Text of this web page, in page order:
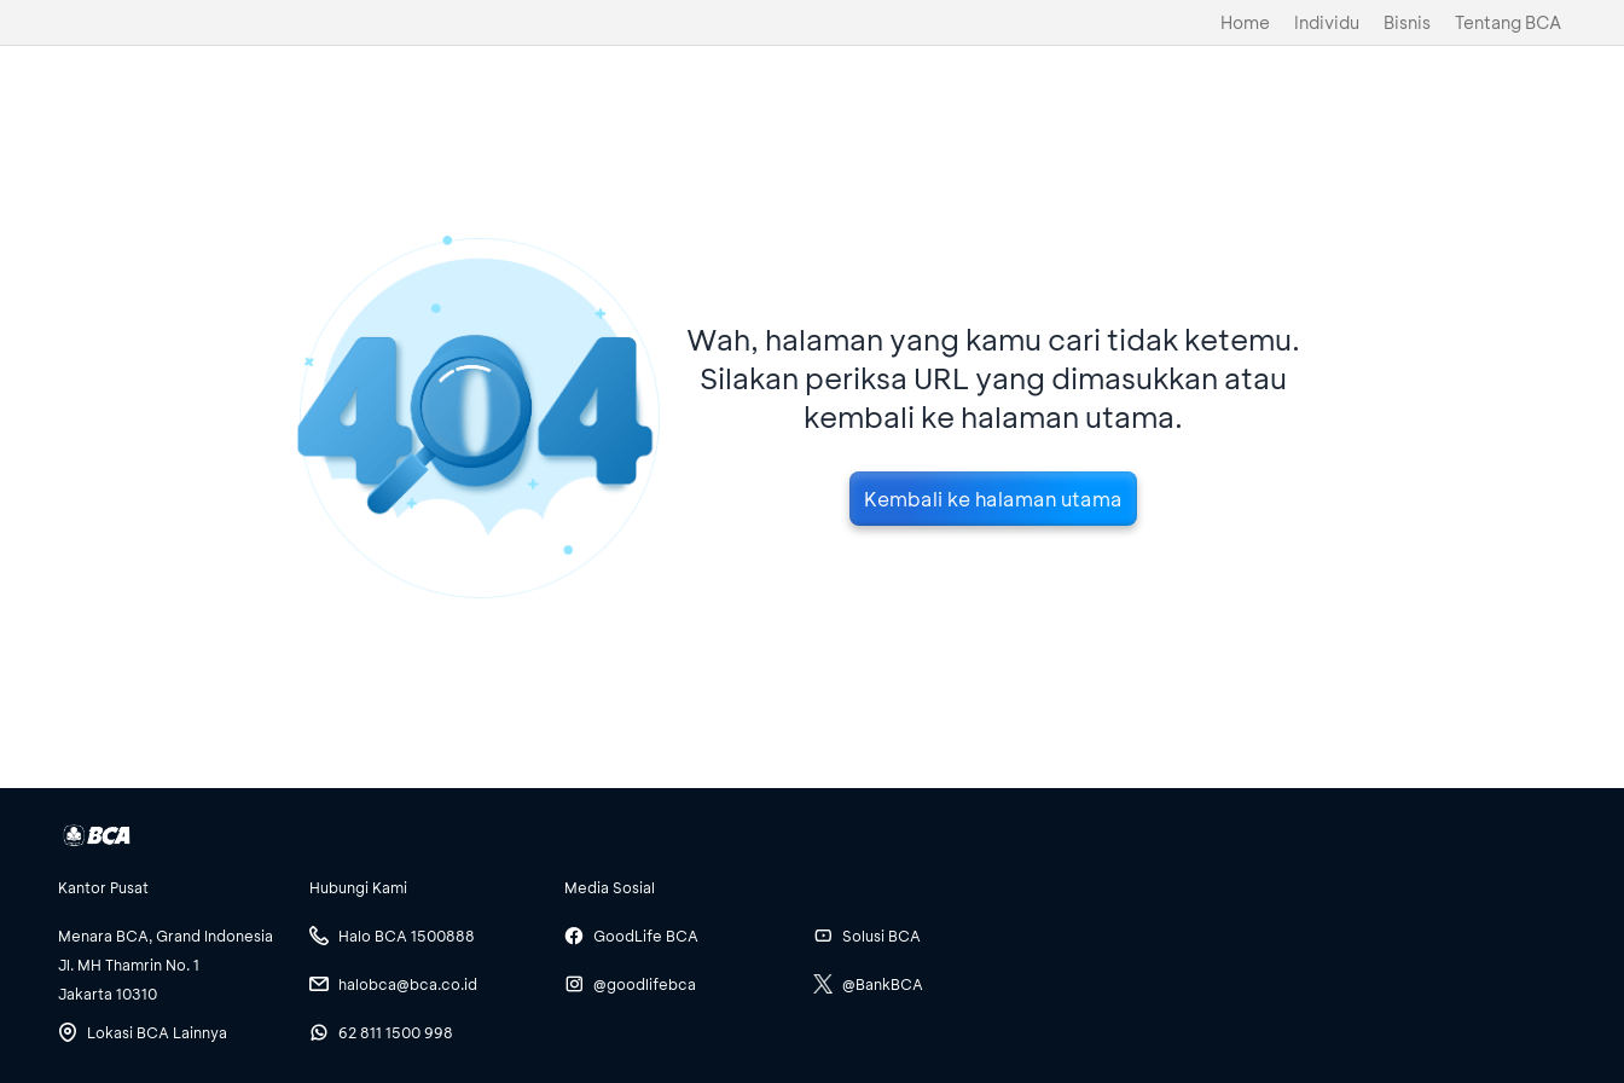
Home Individu Bisnis Tentang BCA
Wah, halaman yang kamu cari tidak ketemu.
Silakan periksa URL yang dimasukkan atau
kembali ke halaman utama.
Kembali ke halaman utama
Kantor Pusat
Menara BCA, Grand Indonesia
Jl. MH Thamrin No. 1
Jakarta 10310
Lokasi BCA Lainnya
Hubungi Kami
Halo BCA 1500888
halobca@bca.co.id
62 811 1500 998
Media Sosial
GoodLife BCA
@goodlifebca
Solusi BCA
@BankBCA